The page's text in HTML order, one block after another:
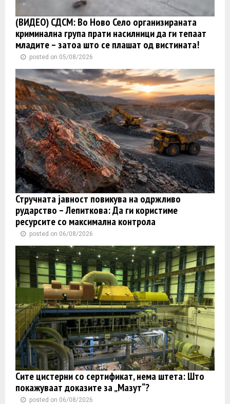
(ВИДЕО) СДСМ: Во Ново Село организираната
криминална група прати насилници да ги тепаат
младите – затоа што се плашат од вистината!
posted on 05/08/2026
Стручната јавност повикува на одржливо
рударство – Лепиткова: Да ги користиме
ресурсите со максимална контрола
posted on 06/08/2026
Сите цистерни со сертификат, нема штета: Што
покажуваат доказите за „Мазут“?
posted on 06/08/2026